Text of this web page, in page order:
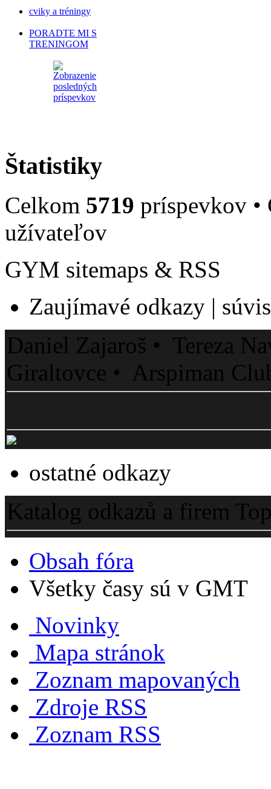
cviky a tréningy
PORADTE MI S
TRENINGOM
Štatistiky
Celkom 5719 príspevkov
užívateľov
GYM sitemaps & RSS
Zaujímavé odkazy |
Daniel Zajaroš • Tereza
Giraltovce • Arspiman
ostatné odkazy
Katalog odkazů a firem
Obsah fóra
Všetky časy sú v GMT
Novinky
Mapa stránok
Zoznam mapovaných
Zdroje RSS
Zoznam RSS